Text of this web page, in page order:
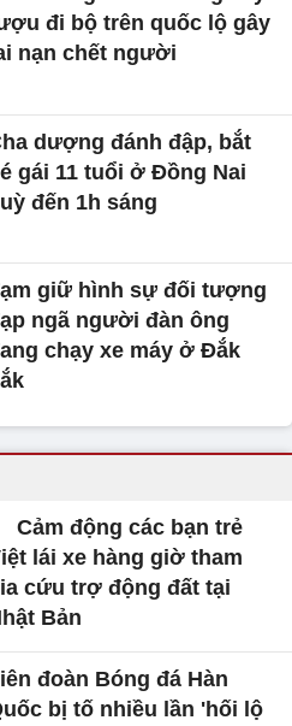
đi bộ trên quốc lộ gây
nạn chết người
dượng đánh đập, bắt
gái 11 tuổi ở Đồng Nai
đến 1h sáng
giữ hình sự đối tượng
ngã người đàn ông
chạy xe máy ở Đắk
Cảm động các bạn trẻ
lái xe hàng giờ tham
cứu trợ động đất tại
Bản
đoàn Bóng đá Hàn
bị tố nhiều lần 'hối lộ